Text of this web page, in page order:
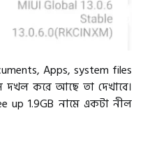
Apps, system files
দখল করে আছে তা দেখাবে।
up 1.9GB নামে একটা নীল